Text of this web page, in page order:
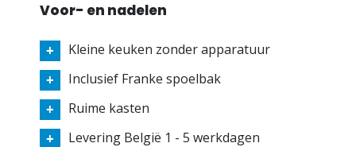
Voor- en nadelen
Kleine keuken zonder apparatuur
Inclusief Franke spoelbak
Ruime kasten
Levering België 1 - 5 werkdagen